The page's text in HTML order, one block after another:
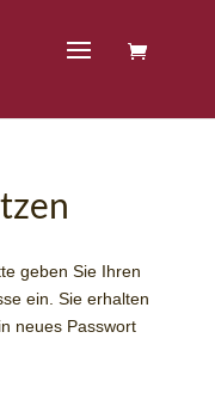
geben Sie Ihren
ein. Sie erhalten
neues Passwort